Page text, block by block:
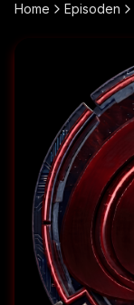
Home Episoden